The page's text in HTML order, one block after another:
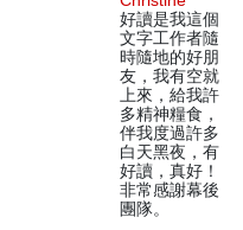
好讀是我這個
文字工作者隨
時隨地的好朋
友，我有空就
上來，給我許
多精神糧食，
伴我度過許多
白天黑夜，有
好讀，真好！
非常感謝幕後
團隊。